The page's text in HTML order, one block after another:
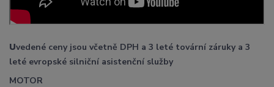
Uvedené ceny jsou včetně DPH a 3 leté tovární záruky a 3
leté evropské silniční asistenční služby
MOTOR